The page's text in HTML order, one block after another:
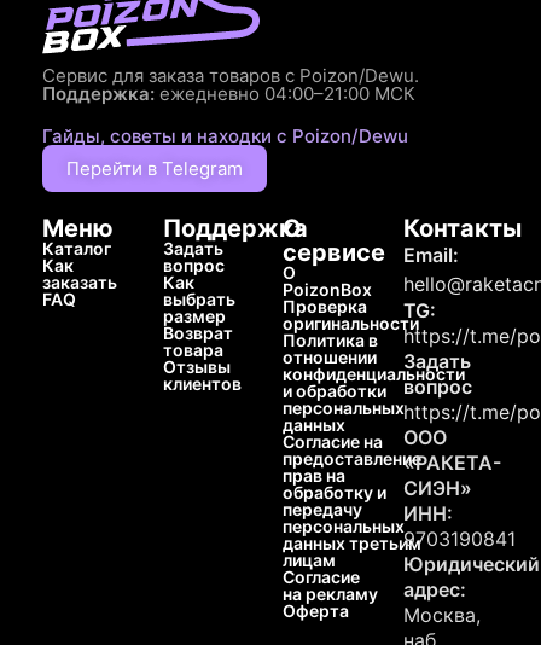
Сервис для заказа товаров с Poizon/Dewu.
Поддержка: ежедневно 04:00–21:00 МСК
Гайды, советы и находки с Poizon/Dewu
Перейти в Telegram
Меню
Каталог
Как
заказать
FAQ
Поддержка
Задать
вопрос
Как
выбрать
размер
Возврат
товара
Отзывы
клиентов
О
сервисе
О
PoizonBox
Проверка
оригинальности
Политика в
отношении
конфиденциальности
и обработки
персональных
данных
Согласие на
предоставление
прав на
обработку и
передачу
персональных
данных третьим
лицам
Согласие
на рекламу
Оферта
Контакты
Email:
TG:
https://t.me/
Задать
вопрос
https://t.me/
ООО
«РАКЕТА-
СИЭН»
ИНН:
9703190841
Юридический
адрес:
Москва,
наб.